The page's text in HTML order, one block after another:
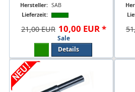
Hersteller: SAB
Lieferzeit:
21,00 EUR 10,00 EUR *
Sale
Details